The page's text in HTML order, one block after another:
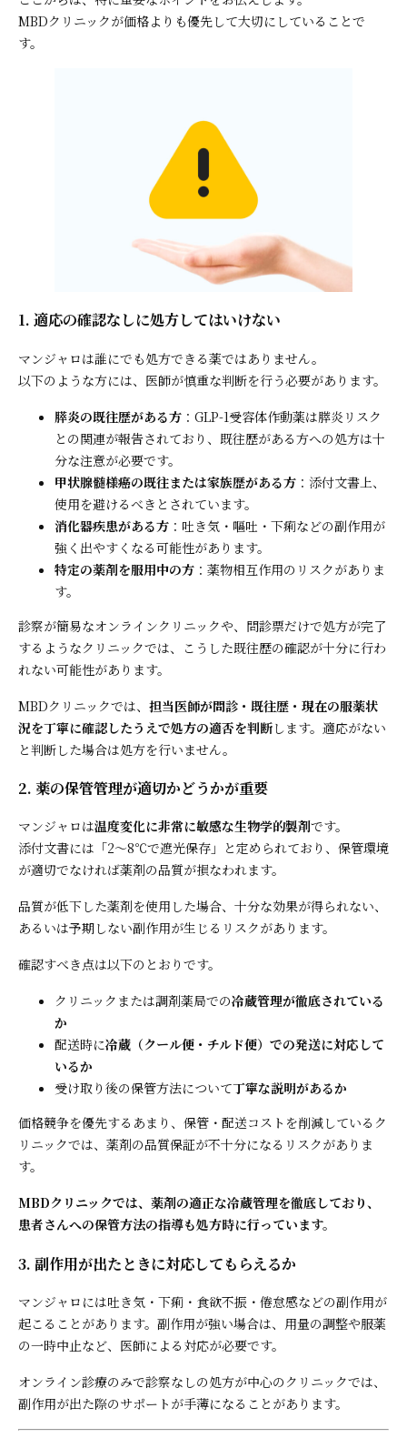
MBDクリニックが価格よりも優先して大切にしていることで
す。
1. 適応の確認なしに処方してはいけない
マンジャロは誰にでも処方できる薬ではありません。
以下のような方には、医師が慎重な判断を行う必要があります。
膵炎の既往歴がある方 ：GLP-1受容体作動薬は膵炎リスク
との関連が報告されており、既往歴がある方への処方は十
分な注意が必要です。
甲状腺髄様癌の既往または家族歴がある方 ：添付文書上、
使用を避けるべきとされています。
消化器疾患がある方 ：吐き気・嘔吐・下痢などの副作用が
強く出やすくなる可能性があります。
特定の薬剤を服用中の方 ：薬物相互作用のリスクがありま
す。
診察が簡易なオンラインクリニックや、問診票だけで処方が完了
するようなクリニックでは、こうした既往歴の確認が十分に行わ
れない可能性があります。
MBDクリニックでは、 担当医師が問診・既往歴・現在の服薬状
況を丁寧に確認したうえで処方の適否を判断します。適応がない
と判断した場合は処方を行いません。
2. 薬の保管管理が適切かどうかが重要
マンジャロは温度変化に非常に敏感な生物学的製剤です。
添付文書には「2〜8℃で遮光保存」と定められており、保管環境
が適切でなければ薬剤の品質が損なわれます。
品質が低下した薬剤を使用した場合、十分な効果が得られない、
あるいは予期しない副作用が生じるリスクがあります。
確認すべき点は以下のとおりです。
クリニックまたは調剤薬局での冷蔵管理が徹底されている
か
配送時に冷蔵（クール便・チルド便）での発送に対応して
いるか
受け取り後の保管方法について丁寧な説明があるか
価格競争を優先するあまり、保管・配送コストを削減しているク
リニックでは、薬剤の品質保証が不十分になるリスクがありま
す。
MBDクリニックでは、薬剤の適正な冷蔵管理を徹底しており、
患者さんへの保管方法の指導も処方時に行っています。
3. 副作用が出たときに対応してもらえるか
マンジャロには吐き気・下痢・食欲不振・倦怠感などの副作用が
起こることがあります。副作用が強い場合は、用量の調整や服薬
の一時中止など、医師による対応が必要です。
オンライン診療のみで診察なしの処方が中心のクリニックでは、
副作用が出た際のサポートが手薄になることがあります。